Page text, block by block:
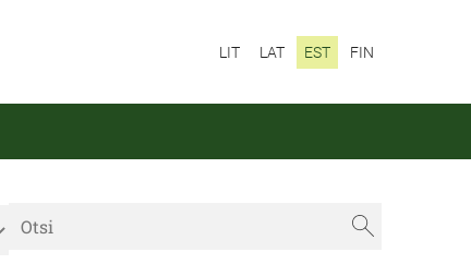
LIT LAT EST FIN